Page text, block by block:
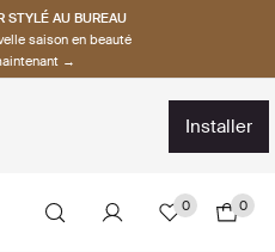
STYLÉ AU BUREAU
saison en beauté
→
installer
0 0